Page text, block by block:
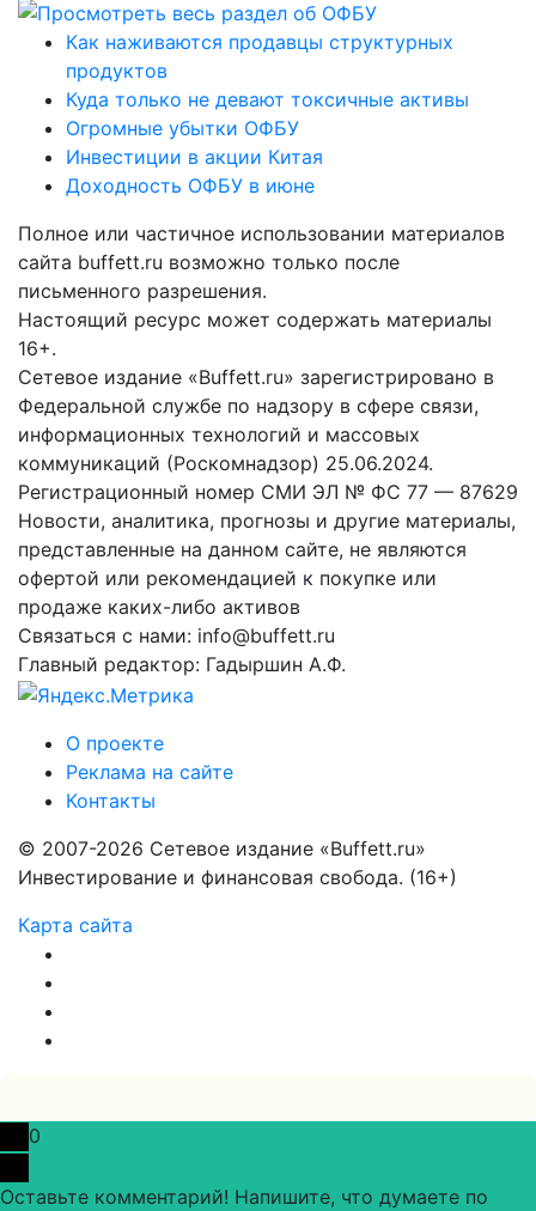
Как наживаются продавцы структурных
продуктов
Куда только не девают токсичные активы
Огромные убытки ОФБУ
Инвестиции в акции Китая
Доходность ОФБУ в июне
Полное или частичное использовании материалов
сайта buffett.ru возможно только после
письменного разрешения.
Настоящий ресурс может содержать материалы
16+.
Сетевое издание «Buffett.ru» зарегистрировано в
Федеральной службе по надзору в сфере связи,
информационных технологий и массовых
коммуникаций (Роскомнадзор) 25.06.2024.
Регистрационный номер СМИ ЭЛ № ФС 77 — 87629
Новости, аналитика, прогнозы и другие материалы,
представленные на данном сайте, не являются
офертой или рекомендацией к покупке или
продаже каких-либо активов
Связаться с нами: info@buffett.ru
Главный редактор: Гадыршин А.Ф.
О проекте
Реклама на сайте
Контакты
© 2007-2026 Сетевое издание «Buffett.ru»
Инвестирование и финансовая свобода. (16+)
Карта сайта
0
Оставьте комментарий! Напишите, что думаете по